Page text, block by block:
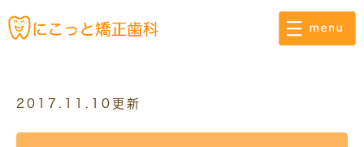
2017.11.10更新